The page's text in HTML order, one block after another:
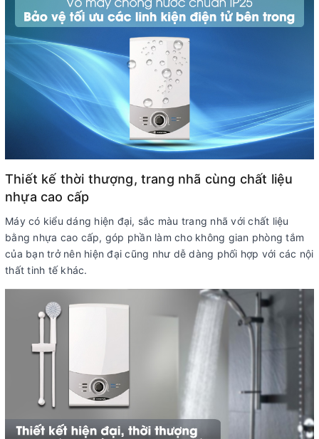
Thiết kế thời thượng, trang nhã cùng chất liệu
nhựa cao cấp
Máy có kiểu dáng hiện đại, sắc màu trang nhã với chất liệu
bằng nhựa cao cấp, góp phần làm cho không gian phòng tắm
của bạn trở nên hiện đại cũng như dễ dàng phối hợp với các nội
thất tinh tế khác.